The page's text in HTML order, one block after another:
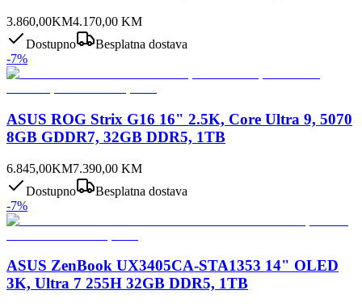
3.860,00KM4.170,00 KM
Dostupno
Besplatna dostava
-7%
ASUS ROG Strix G16 16" 2.5K, Core Ultra 9, 5070
8GB GDDR7, 32GB DDR5, 1TB
6.845,00KM7.390,00 KM
Dostupno
Besplatna dostava
-7%
ASUS ZenBook UX3405CA-STA1353 14" OLED
3K, Ultra 7 255H 32GB DDR5, 1TB